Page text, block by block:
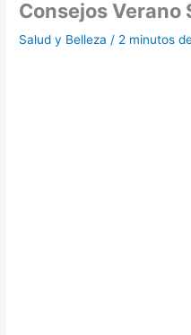
Consejos Verano
Salud y Belleza / 2 minutos